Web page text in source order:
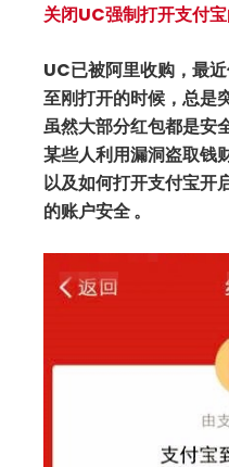
关闭UC强制打开支付
UC已被阿里收购，最
至刚打开的时候，总是
虽然大部分红包都是安
某些人利用漏洞盗取钱
以及如何打开支付宝开
的账户安全 。